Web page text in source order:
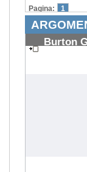
Pagina: 1
Burton